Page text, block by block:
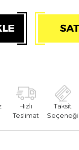
Hızlı
Teslimat
Taksit
Seçeneği